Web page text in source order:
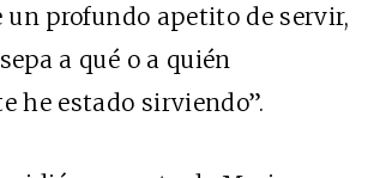
un profundo apetito de servir,
a qué o a quién
he estado sirviendo”.